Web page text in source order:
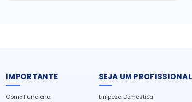
IMPORTANTE
Como Funciona
SEJA UM PROFISSIONAL
Limpeza Doméstica